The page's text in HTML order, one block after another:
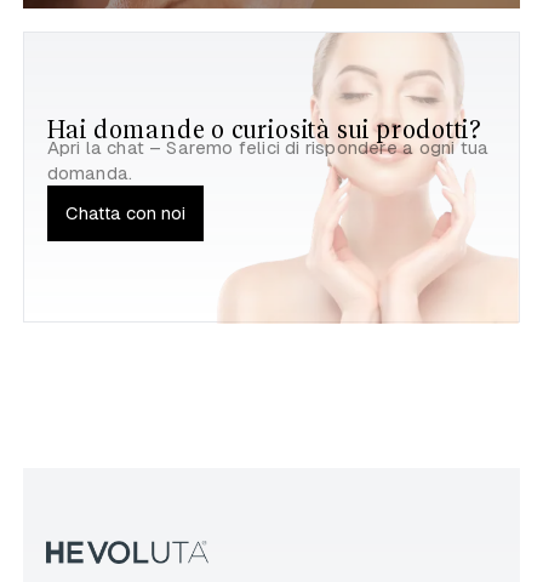
Hai domande o curiosità sui prodotti?
Apri la chat – Saremo felici di rispondere a ogni tua
domanda.
Chatta con noi